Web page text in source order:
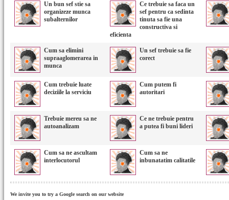
Un bun sef stie sa
organizeze munca
subalternilor
Ce trebuie sa faca un
sef pentru ca sedinta
tinuta sa fie una
constructiva si
eficienta
Cum sa elimini
supraaglomerarea in
munca
Un sef trebuie sa fie
corect
Cum trebuie luate
deciziile la serviciu
Cum putem fi
autoritari
Trebuie mereu sa ne
autoanalizam
Ce ne trebuie pentru
a putea fi buni lideri
Cum sa ne ascultam
interlocutorul
Cum sa ne
inbunatatim calitatile
We invite you to try a Google search on our website